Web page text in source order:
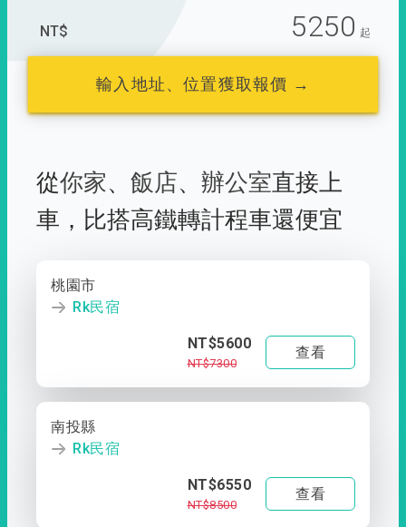
NT$ 5250 起
輸入地址、位置獲取報價 →
從你家、 飯店、 辦公室直接上
車， 比搭高鐵轉計程車還便宜
桃園市
Rk民宿
NT$5600
NT$7300
查看
南投縣
Rk民宿
NT$6550
NT$8500
查看